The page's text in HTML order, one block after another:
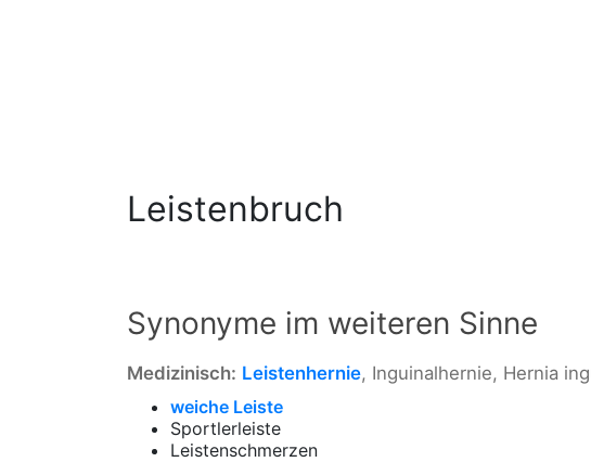
Leistenbruch
Synonyme im weiteren Sinne
Medizinisch: Leistenhernie, Inguinalhernie, Hernia
weiche Leiste
Sportlerleiste
Leistenschmerzen